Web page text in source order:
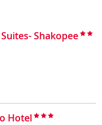
Shakopee
Hotel